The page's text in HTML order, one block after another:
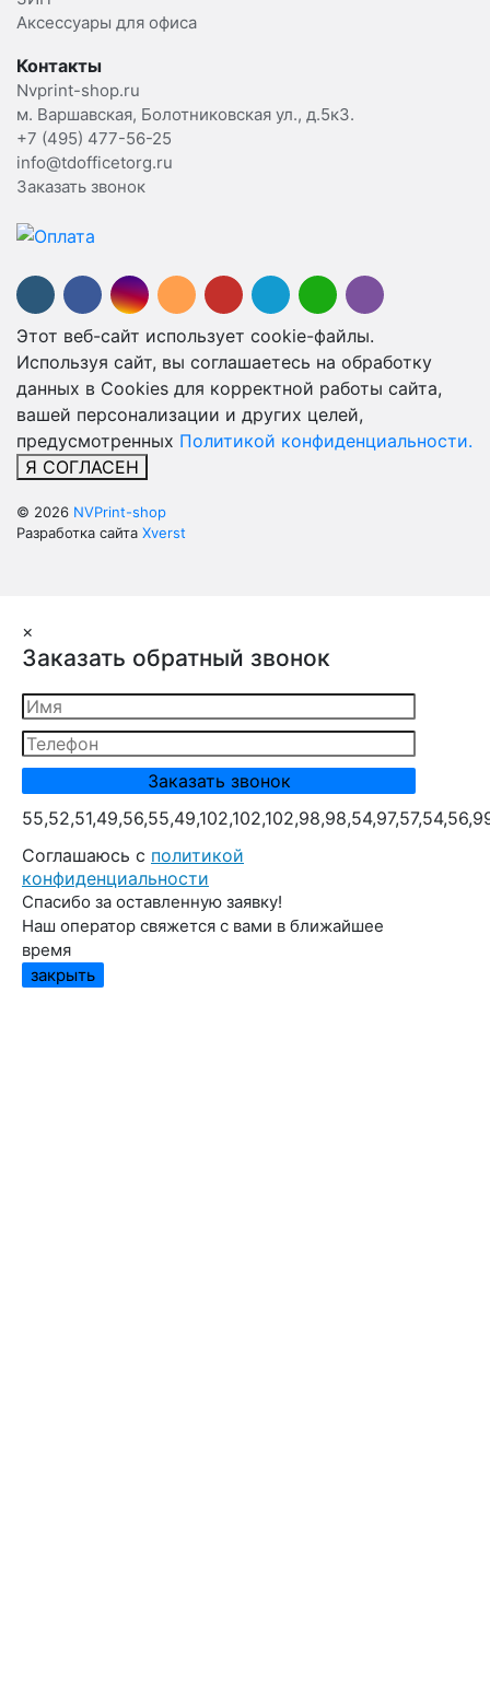
Аксессуары для офиса
Контакты
Nvprint-shop.ru
м. Варшавская, Болотниковская ул., д.5к3.
+7 (495) 477-56-25
info@tdofficetorg.ru
Заказать звонок
Этот веб-сайт использует cookie-файлы.
Используя сайт, вы соглашаетесь на обработку
данных в Cookies для корректной работы сайта,
вашей персонализации и других целей,
предусмотренных Политикой конфиденциальности.
Я СОГЛАСЕН
© 2026 NVPrint-shop
Разработка сайта Xverst
×
Заказать обратный звонок
Cоглашаюсь с политикой
конфиденциальности
Спасибо за оставленную заявку!
Наш оператор свяжется с вами в ближайшее
время
закрыть